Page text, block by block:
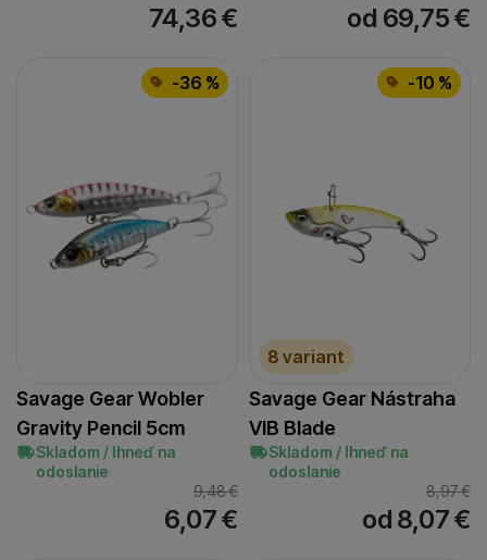
74,36€ od 69,75€
-36 %
Savage Gear Wobler
Gravity Pencil 5cm
Skladom / Ihneď na
odoslanie
9,48€
6,07€
-10 %
8 variant
Savage Gear Nástraha
VIB Blade
Skladom / Ihneď na
odoslanie
8,97€
od 8,07€